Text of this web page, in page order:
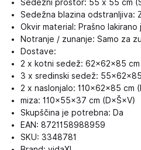
Sedežni prostor: 55 x 55 cm
Sedežna blazina odstranljiva:
Okvir material: Prašno lakirano
Notranje / zunanje: Samo za
Dostave:
2 x kotni sedež: 62×62×85 cm
3 x sredinski sedež:
2 x naslonjalo: 110×62×85 cm
miza: 110×55×37 cm (D×Š×V)
Skupščina je potrebna: Da
EAN: 8721158988959
SKU: 3348781